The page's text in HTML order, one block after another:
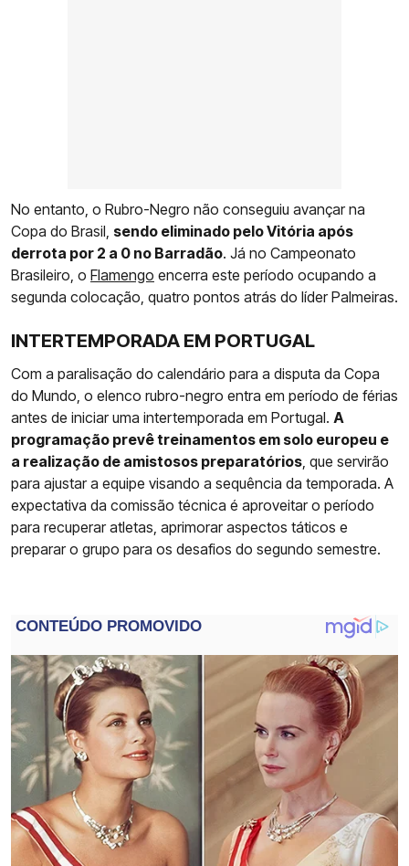
No entanto, o Rubro-Negro não conseguiu avançar na
Copa do Brasil, sendo eliminado pelo Vitória após
derrota por 2 a 0 no Barradão. Já no Campeonato
Brasileiro, o Flamengo encerra este período ocupando a
segunda colocação, quatro pontos atrás do líder Palmeiras.
INTERTEMPORADA EM PORTUGAL
Com a paralisação do calendário para a disputa da Copa
do Mundo, o elenco rubro-negro entra em período de férias
antes de iniciar uma intertemporada em Portugal. A
programação prevê treinamentos em solo europeu e
a realização de amistosos preparatórios , que servirão
para ajustar a equipe visando a sequência da temporada. A
expectativa da comissão técnica é aproveitar o período
para recuperar atletas, aprimorar aspectos táticos e
preparar o grupo para os desafios do segundo semestre.